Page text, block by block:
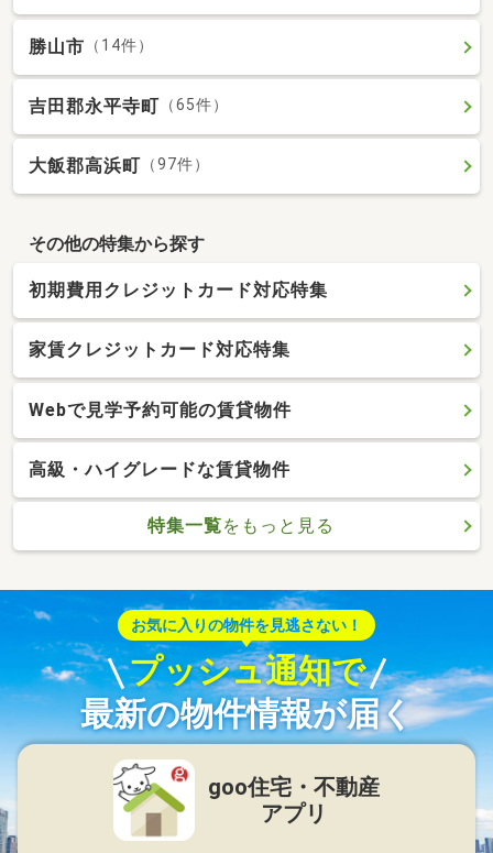
勝山市 （14件）
吉田郡永平寺町 （65件）
大飯郡高浜町 （97件）
その他の特集から探す
初期費用クレジットカード対応特集
家賃クレジットカード対応特集
Webで見学予約可能の賃貸物件
高級・ハイグレードな賃貸物件
特集一覧をもっと見る
お気に入りの物件を見逃さない！
プッシュ通知で
最新の物件情報が届く
goo住宅・不動産
アプリ